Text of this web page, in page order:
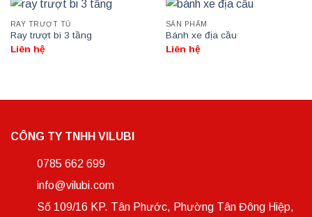
RAY TRƯỢT TỦ
Ray trượt bi 3 tầng
Liên hệ
SẢN PHẨM
Bánh xe địa cầu
Liên hệ
CÔNG TY TNHH VILUBI
0785 662 699
info@vilubi.com
Số 109/16 KP. Tân Phước, Phường Tân Đông Hiệp,